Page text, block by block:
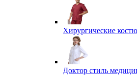
Хирургические
Доктор стиль